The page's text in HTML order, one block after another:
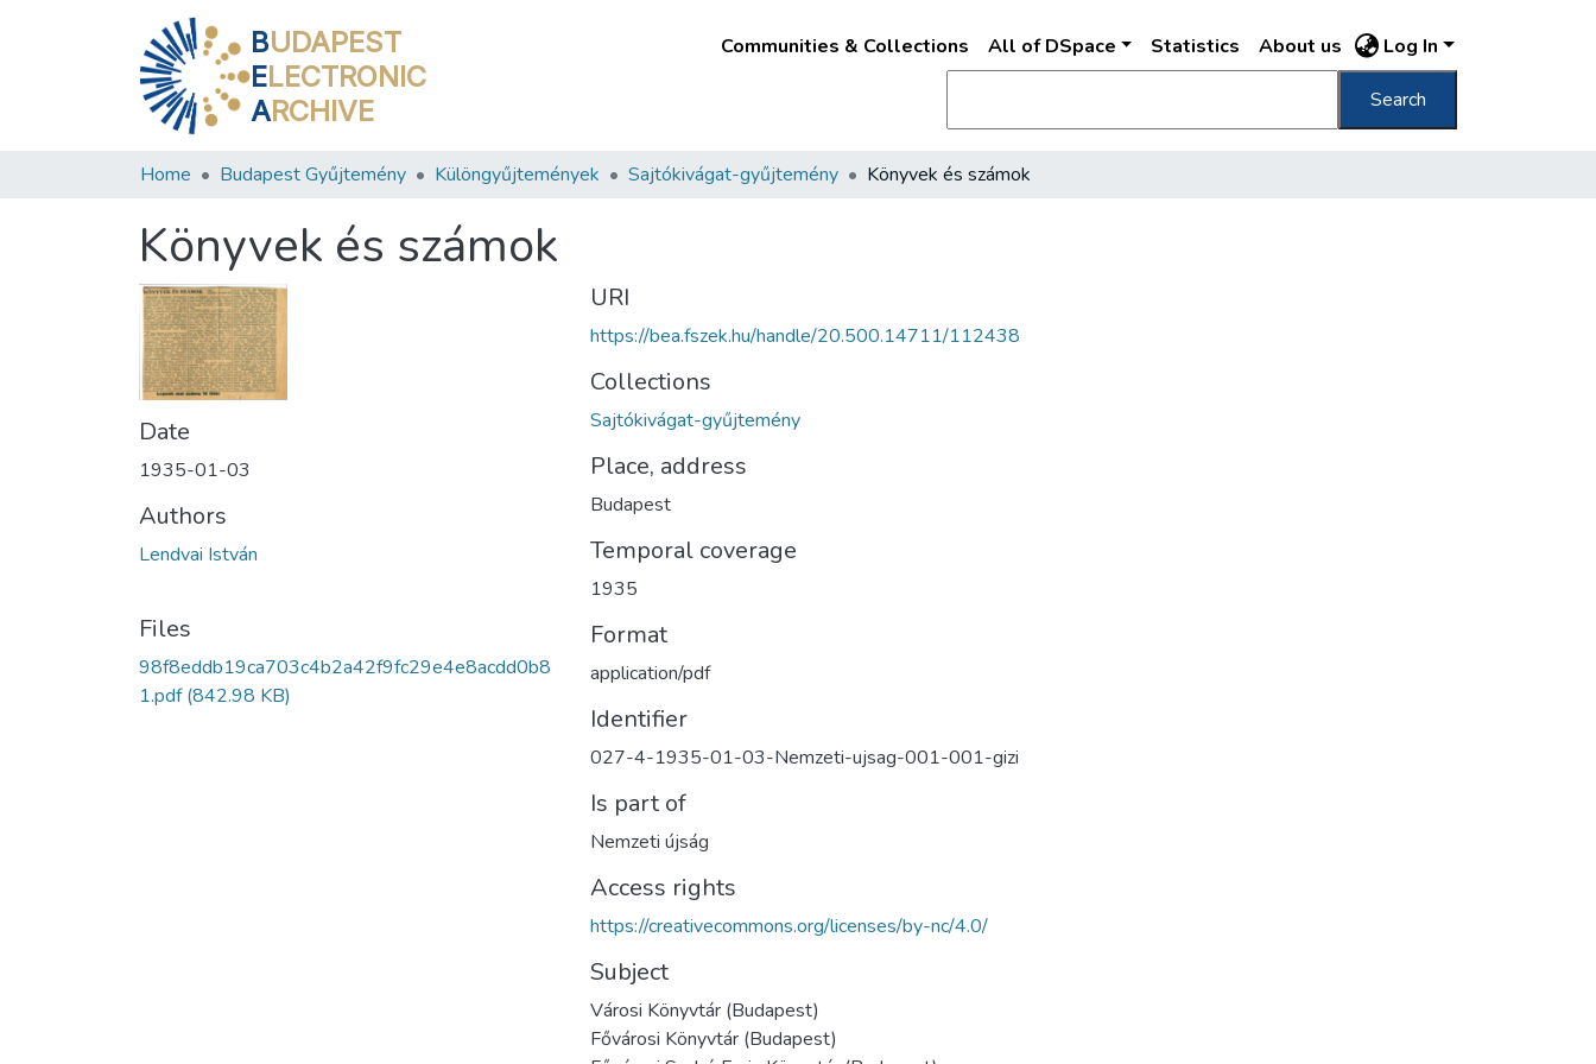
BUDAPEST
ELECTRONIC
ARCHIVE
Communities & Collections All of DSpace Statistics About us Log In
Search
Home Budapest Gyűjtemény Különgyűjtemények Sajtókivágat-gyűjtemény Könyvek és számok
Könyvek és számok
Date
1935-01-03
Authors
Lendvai István
Files
98f8eddb19ca703c4b2a42f9fc29e4e8acdd0b8
1.pdf(842.98 KB)
URI
https://bea.fszek.hu/handle/20.500.14711/112438
Collections
Sajtókivágat-gyűjtemény
Place, address
Budapest
Temporal coverage
1935
Format
application/pdf
Identifier
027-4-1935-01-03-Nemzeti-ujsag-001-001-gizi
Is part of
Nemzeti újság
Access rights
https://creativecommons.org/licenses/by-nc/4.0/
Subject
Városi Könyvtár (Budapest)
Fővárosi Könyvtár (Budapest)